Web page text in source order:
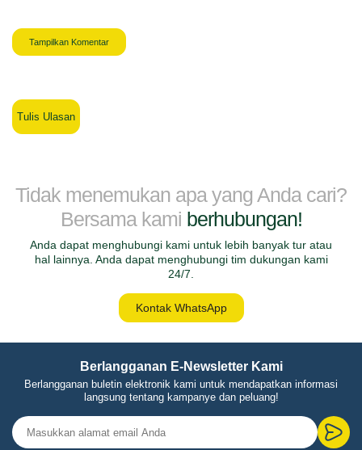
Tampilkan Komentar
Tulis Ulasan
Tidak menemukan apa yang Anda cari?
Bersama kami berhubungan!
Anda dapat menghubungi kami untuk lebih banyak tur atau
hal lainnya. Anda dapat menghubungi tim dukungan kami
24/7.
Kontak WhatsApp
Berlangganan E-Newsletter Kami
Berlangganan buletin elektronik kami untuk mendapatkan informasi
langsung tentang kampanye dan peluang!